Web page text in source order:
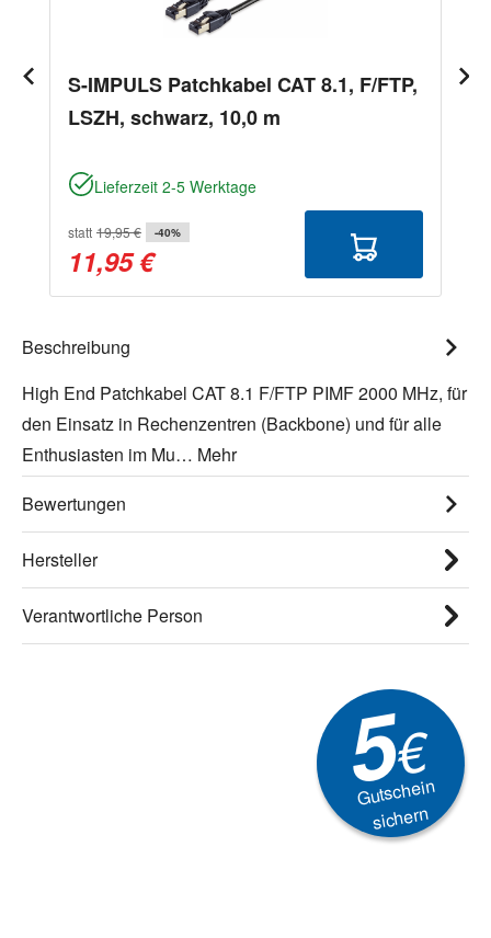
S-IMPULS Patchkabel CAT 8.1, F/FTP,
LSZH, schwarz, 10,0 m
Lieferzeit 2-5 Werktage
statt 19,95 € -40%
11,95 €
Beschreibung
High End Patchkabel CAT 8.1 F/FTP PIMF 2000 MHz, für
den Einsatz in Rechenzentren (Backbone) und für alle
Enthusiasten im Mu… Mehr
Bewertungen
Hersteller
Verantwortliche Person
5€
Gutschein
sichern